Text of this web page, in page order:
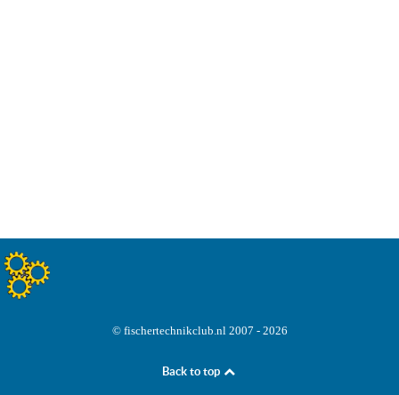
© fischertechnikclub.nl 2007 - 2026
Back to top